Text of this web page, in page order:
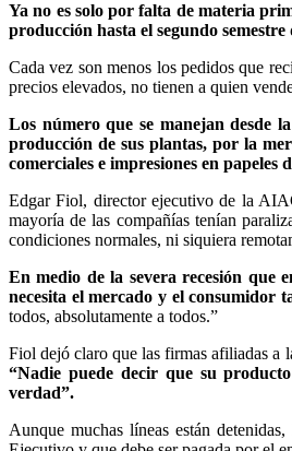
Ya no es solo por falta de materia
producción hasta el segundo
Cada vez son menos los pedidos que
precios elevados, no tienen a quien
Los número que se manejan desde
producción de sus plantas, por la
comerciales e impresiones en papeles
Edgar Fiol, director ejecutivo de la
mayoría de las compañías tenían
condiciones normales, ni siquiera
En medio de la severa recesión que
necesita el mercado y el consumidor
todos, absolutamente a todos.”
Fiol dejó claro que las firmas afiliadas a
“Nadie puede decir que su
verdad”.
Aunque muchas líneas están